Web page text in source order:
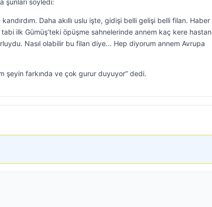
şunları söyledi:
Daha akıllı uslu işte, gidişi belli gelişi belli filan. Haber
tabi ilk Gümüş’teki öpüşme sahnelerinde annem kaç kere
Nasıl olabilir bu filan diye… Hep diyorum annem Avrupa
şeyin farkında ve çok gurur duyuyor” dedi.